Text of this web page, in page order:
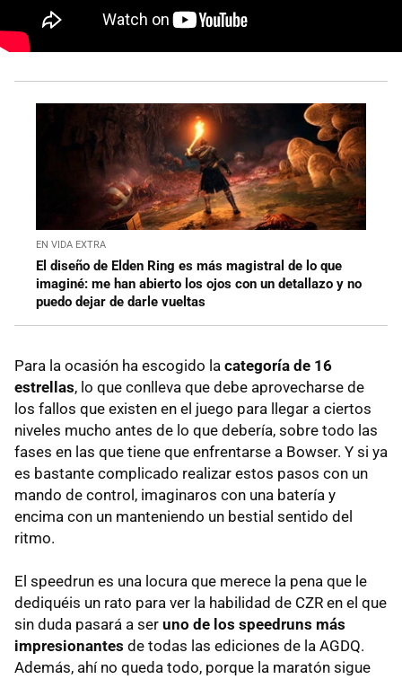
EN VIDA EXTRA
El diseño de Elden Ring es más magistral de lo que
imaginé: me han abierto los ojos con un detallazo y no
puedo dejar de darle vueltas
Para la ocasión ha escogido la categoría de 16
estrellas, lo que conlleva que debe aprovecharse de
los fallos que existen en el juego para llegar a ciertos
niveles mucho antes de lo que debería, sobre todo las
fases en las que tiene que enfrentarse a Bowser. Y si ya
es bastante complicado realizar estos pasos con un
mando de control, imaginaros con una batería y
encima con un manteniendo un bestial sentido del
ritmo.
El speedrun es una locura que merece la pena que le
dediquéis un rato para ver la habilidad de CZR en el que
sin duda pasará a ser uno de los speedruns más
impresionantes de todas las ediciones de la AGDQ.
Además, ahí no queda todo, porque la maratón sigue